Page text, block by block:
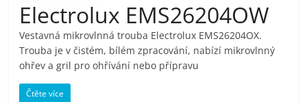
pračky,
televize,
Electrolux EMS26204OW
Vestavná mikrovlnná trouba Electrolux EMS26204OX.
Trouba je v čistém, bílém zpracování, nabízí mikrovlnný
ohřev a gril pro ohřívání nebo přípravu
Čtěte více